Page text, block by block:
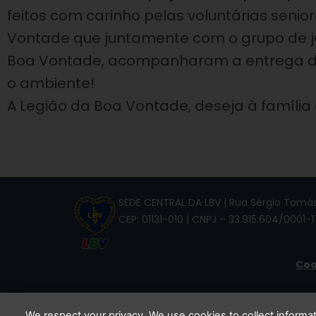
feitos com carinho pelas voluntárias
Vontade que juntamente com o grupo de
Boa Vontade, acompanharam a entrega
o ambiente!
A Legião da Boa Vontade, deseja à
SEDE CENTRAL DA LBV | Rua Sérgio
CEP: 01131-010 | CNPJ – 33.915.604/